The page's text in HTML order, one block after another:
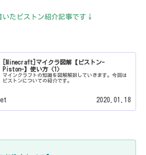
いたピストン紹介記事です↓
[Minecraft]マイクラ図解【ピストン-
Piston-】使い方〈1〉
マインクラフトの知識を図解解説していきます。今回は
ピストンについての紹介です。
2020.01.18